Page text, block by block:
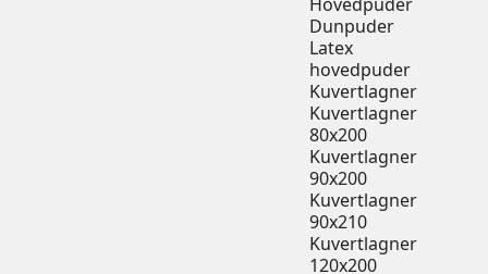
Dunpuder
Latex
hovedpuder
Kuvertlagner
Kuvertlagner
80x200
Kuvertlagner
90x200
Kuvertlagner
90x210
Kuvertlagner
120x200